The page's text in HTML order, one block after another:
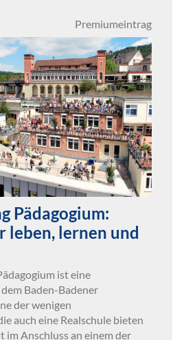
Premiumeintrag
Pädagogium:
leben, lernen und
ist eine
Baden-Badener
der wenigen
auch eine Realschule bieten
im Anschluss an einem der